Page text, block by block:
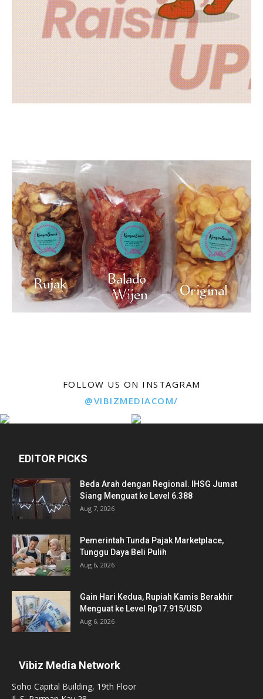
FOLLOW US ON INSTAGRAM
@VIBIZMEDIACOM/
EDITOR PICKS
Beda Arah dengan Regional. IHSG Jumat
Siang Menguat ke Level 6.388
Aug 7, 2026
Pemerintah Tunda Pajak Marketplace,
Tunggu Daya Beli Pulih
Aug 6, 2026
Gain Hari Kedua, Rupiah Kamis Berakhir
Menguat ke Level Rp17.915/USD
Aug 6, 2026
Vibiz Media Network
Soho Capital Building, 19th Floor